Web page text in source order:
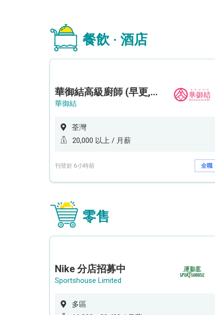
餐飲 · 酒店
華御結高級廚師 (早更,中央廚房)*底薪可達20k* (5天工作週)
華御結
荃灣
20,000 以上 / 月薪
刊登於 6小時前 全職
零售
Nike 分店招募中
Sportshouse Limited
多區